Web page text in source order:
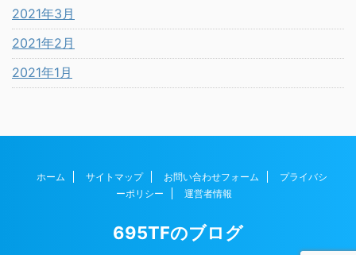
2021年3月
2021年2月
2021年1月
ホーム サイトマップ お問い合わせフォーム
プライバシ
ーポリシー
運営者情報
695TFのブログ